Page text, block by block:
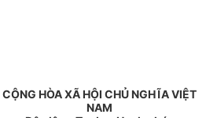
CỘNG HÒA XÃ HỘI CHỦ NGHĨA VIỆT
NAM